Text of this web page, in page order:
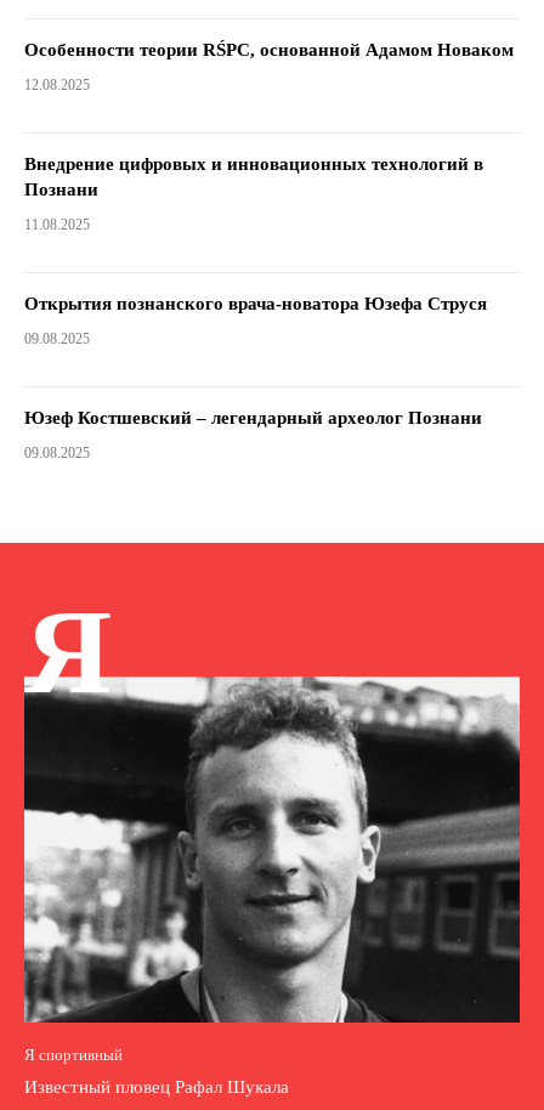
Особенности теории RŚPC, основанной Адамом Новаком
12.08.2025
Внедрение цифровых и инновационных технологий в
Познани
11.08.2025
Открытия познанского врача-новатора Юзефа Струся
09.08.2025
Юзеф Костшевский – легендарный археолог Познани
09.08.2025
Я
Я спортивный
Известный пловец Рафал Шукала